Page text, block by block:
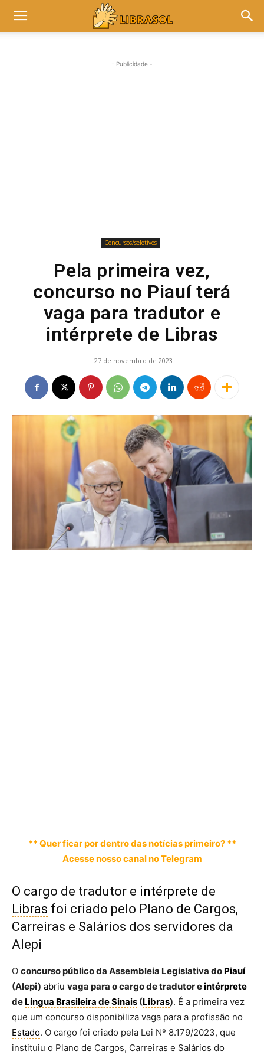
- Publicidade -
Concursos/seletivos
Pela primeira vez,
concurso no Piauí terá
vaga para tradutor e
intérprete de Libras
27 de novembro de 2023
** Quer ficar por dentro das notícias primeiro? **
Acesse nosso canal no Telegram
O cargo de tradutor e intérprete de
Libras foi criado pelo Plano de Cargos,
Carreiras e Salários dos servidores da
Alepi
O concurso público da Assembleia Legislativa do Piauí
(Alepi) abriu vaga para o cargo de tradutor eintérprete
de Língua Brasileira de Sinais (Libras). É a primeira vez
que um concurso disponibiliza vaga para a profissão no
Estado. O cargo foi criado pela Lei Nº 8.179/2023, que
instituiu o Plano de Cargos, Carreiras e Salários do